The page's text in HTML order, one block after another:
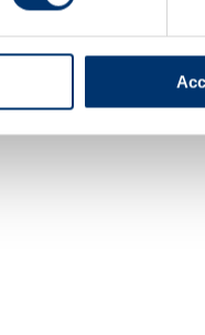
the professional